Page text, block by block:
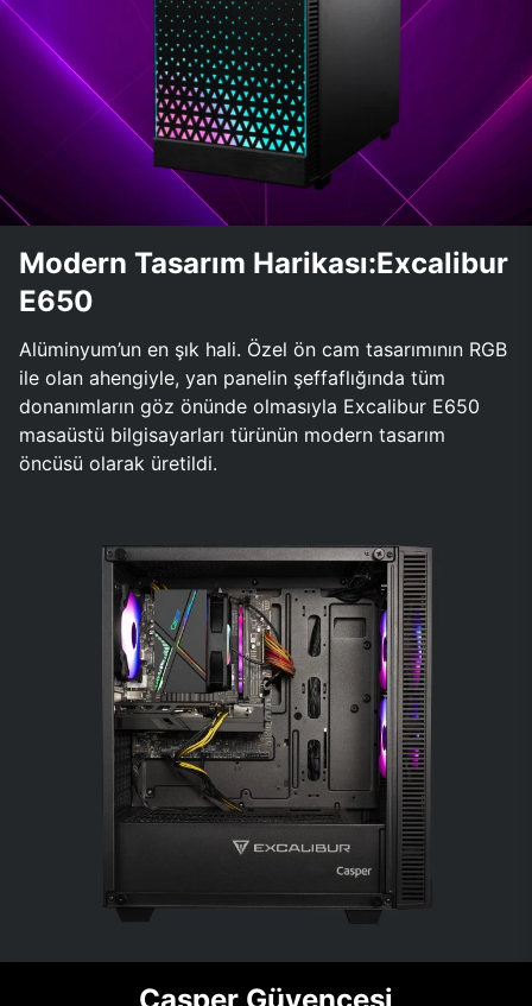
Modern Tasarım Harikası:Excalibur
E650
Alüminyum’un en şık hali. Özel ön cam tasarımının RGB
ile olan ahengiyle, yan panelin şeffaflığında tüm
donanımların göz önünde olmasıyla Excalibur E650
masaüstü bilgisayarları türünün modern tasarım
öncüsü olarak üretildi.